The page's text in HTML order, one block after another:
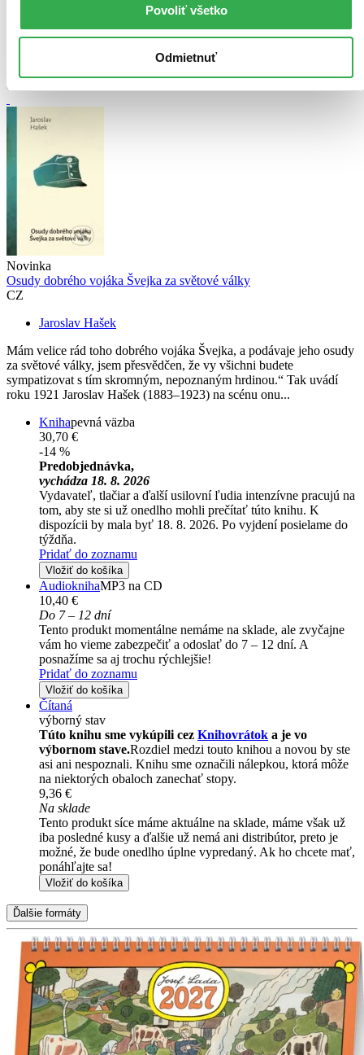
Povoliť všetko
Odmietnuť
Novinka
Osudy dobrého vojáka Švejka za světové války
CZ
Jaroslav Hašek
Mám velice rád toho dobrého vojáka Švejka, a podávaje jeho osudy
za světové války, jsem přesvědčen, že vy všichni budete
sympatizovat s tím skromným, nepoznaným hrdinou.“ Tak uvádí
roku 1921 Jaroslav Hašek (1883–1923) na scénu onu...
Knihapevná väzba
30,70 €
-14 %
Predobjednávka,
vychádza 18. 8. 2026
Vydavateľ, tlačiar a ďalší usilovní ľudia intenzívne pracujú na
tom, aby ste si už onedlho mohli prečítať túto knihu. K
dispozícii by mala byť 18. 8. 2026. Po vyjdení posielame do
týždňa.
Pridať do zoznamu
Vložiť do košíka
AudioknihaMP3 na CD
10,40 €
Do 7 – 12 dní
Tento produkt momentálne nemáme na sklade, ale zvyčajne
vám ho vieme zabezpečiť a odoslať do 7 – 12 dní. A
posnažíme sa aj trochu rýchlejšie!
Pridať do zoznamu
Vložiť do košíka
Čítaná
výborný stav
Túto knihu sme vykúpili cez Knihovrátok a je vo
výbornom stave.Rozdiel medzi touto knihou a novou by ste
asi ani nespoznali. Knihu sme označili nálepkou, ktorá môže
na niektorých obaloch zanechať stopy.
9,36 €
Na sklade
Tento produkt síce máme aktuálne na sklade, máme však už
iba posledné kusy a ďalšie už nemá ani distribútor, preto je
možné, že bude onedlho úplne vypredaný. Ak ho chcete mať,
ponáhľajte sa!
Vložiť do košíka
Ďalšie formáty